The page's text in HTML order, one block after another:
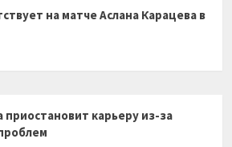
на матче Аслана Карацева в
карьеру из-за